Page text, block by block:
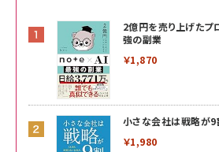
2億円を売り上げた
強の副業
￥1,870
小さな会社は戦略が9
￥1,980